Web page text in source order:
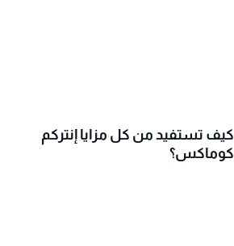
كيف تستفيد من كل مزايا إنتركم
كوماكس؟